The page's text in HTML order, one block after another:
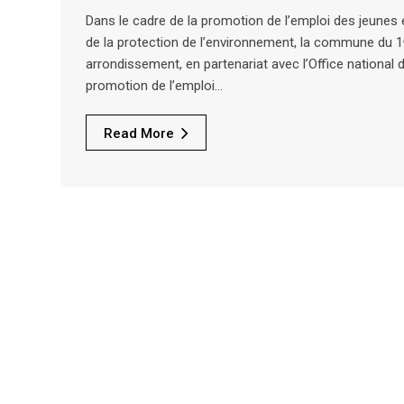
Dans le cadre de la promotion de l’emploi des jeunes
de la protection de l’environnement, la commune du
arrondissement, en partenariat avec l’Office national
promotion de l’emploi…
Read More